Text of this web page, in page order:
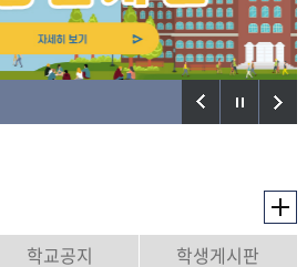
학교공지 학생게시판